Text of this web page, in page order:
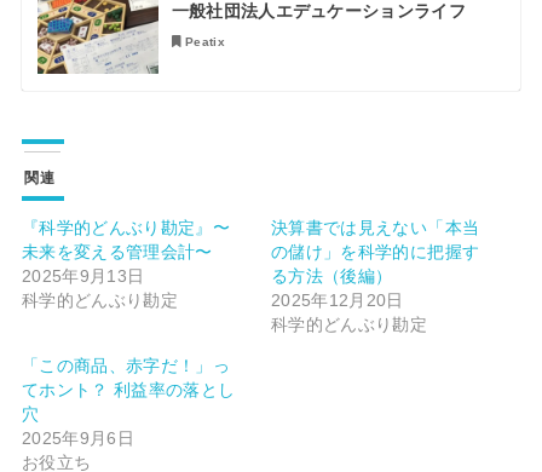
一般社団法人エデュケーションライフ
Peatix
関連
『科学的どんぶり勘定』〜
未来を変える管理会計〜
2025年9月13日
科学的どんぶり勘定
決算書では見えない「本当
の儲け」を科学的に把握す
る方法（後編）
2025年12月20日
科学的どんぶり勘定
「この商品、赤字だ！」っ
てホント？ 利益率の落とし
穴
2025年9月6日
お役立ち